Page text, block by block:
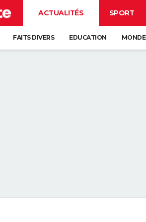
ACTUALITÉS SPORT
FAITS DIVERS EDUCATION MONDE